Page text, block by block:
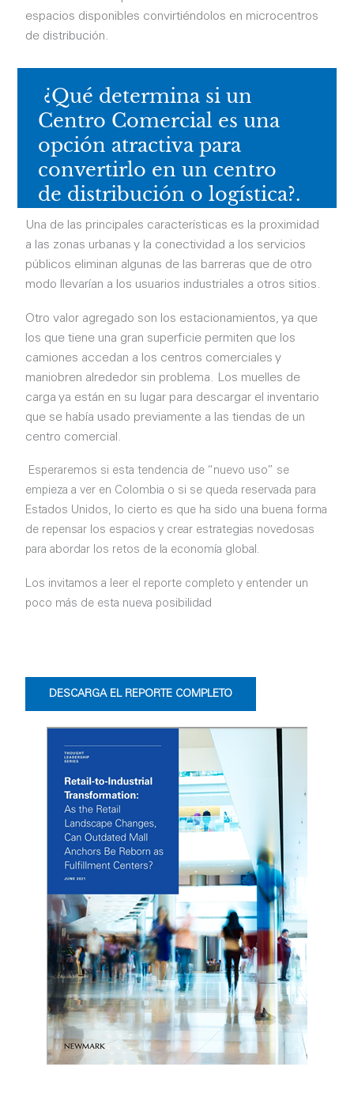
espacios disponibles convirtiéndolos en microcentros
de distribución.
¿Qué determina si un
Centro Comercial es una
opción atractiva para
convertirlo en un centro
de distribución o logística?.
Una de las principales características es la proximidad
a las zonas urbanas y la conectividad a los servicios
públicos eliminan algunas de las barreras que de otro
modo llevarían a los usuarios industriales a otros sitios.
Otro valor agregado son los estacionamientos, ya que
los que tiene una gran superficie permiten que los
camiones accedan a los centros comerciales y
maniobren alrededor sin problema. Los muelles de
carga ya están en su lugar para descargar el inventario
que se había usado previamente a las tiendas de un
centro comercial.
Esperaremos si esta tendencia de “nuevo uso” se
empieza a ver en Colombia o si se queda reservada para
Estados Unidos, lo cierto es que ha sido una buena forma
de repensar los espacios y crear estrategias novedosas
para abordar los retos de la economía global.
Los invitamos a leer el reporte completo y entender un
poco más de esta nueva posibilidad
DESCARGA EL REPORTE COMPLETO